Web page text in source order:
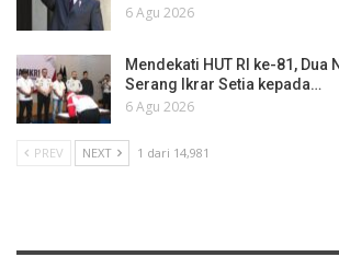
6 Agu 2026
Mendekati HUT RI ke-81, Dua
Serang Ikrar Setia kepada…
6 Agu 2026
PREV NEXT 1 dari 14,981